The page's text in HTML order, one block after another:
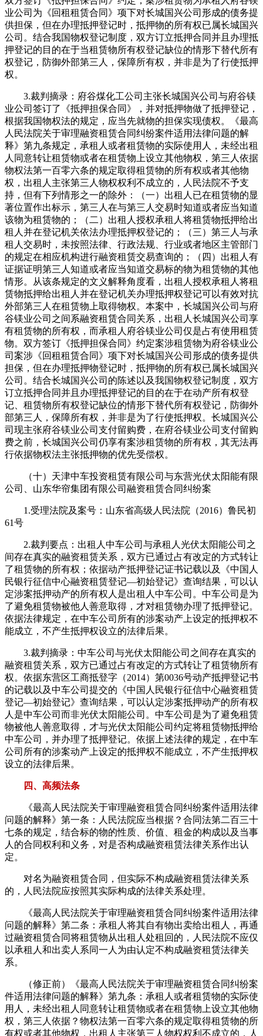
业公司为《回租租赁合同》项下对长城国兴公司形成的债务提
供担保，但在办理抵押登记时，抵押物的所有权已属长城国兴
公司。结合我国物权登记制度，双方订立抵押合同并且办理抵
押登记的目的在于当租赁物所有权登记缺位的情形下替代所有
权登记，防御外部第三人，保障所有权，并非是为了行使抵押
权。
3.裁判摘录：府谷煤化工公司主张长城国兴公司与府谷镁
业公司签订了《抵押担保合同》，并对抵押物做了抵押登记，
根据我国物权法的规定，应当先就物的担保实现债权。《最高
人民法院关于审理融资租赁合同纠纷案件适用法律问题的解
释》第九条规定，承租人或者租赁物的实际使用人，未经出租
人同意转让租赁物或者在租赁物上设立其他物权，第三人依据
物权法第一百零六条的规定取得租赁物的所有权或者其他物
权，出租人主张第三人物权权利不成立的，人民法院不予支
持，但有下列情形之一的除外：（一）出租人已在租赁物的显
著位置作出标示，第三人在与第三人交易时知道或者应当知道
该物为租赁物的；（二）出租人授权承租人将租赁物抵押给出
租人并在登记机关依法办理抵押权登记的；（三）第三人与承
租人交易时，未按照法律、行政法规、行业或者地区主管部门
的规定在相应机构进行融资租赁交易查询的；（四）出租人有
证据证明第三人知道或者应当知道交易标的物为租赁物的其他
情形。从该条规定的文义解释角度看，出租人授权承租人将租
赁物抵押给出租人并在登记机关办理抵押权登记可以有效对抗
外部第三人在租赁物上取得物权。本案中，长城国兴公司与府
谷镁业公司之间系融资租赁合同关系，出租人长城国兴公司享
有租赁物的所有权，而承租人府谷镁业公司仅是占有使用租赁
物。双方签订《抵押担保合同》约定案涉租赁物为府谷镁业公
司案涉《回租租赁合同》项下对长城国兴公司形成的债务提供
担保，但在办理抵押物登记时，抵押物的所有权已属长城国兴
公司。结合长城国兴公司的陈述以及我国物权登记制度，双方
订立抵押合同并且办理抵押登记的目的在于在动产所有权登
记、租赁物所有权登记缺位的情形下替代所有权登记，防御外
部第三人，保障所有权，并非是为了行使抵押权。长城国兴公
司现主张府谷镁业公司支付留购费，在府谷镁业公司支付留购
费之前，长城国兴公司仍享有案涉租赁物的所有权，其无法再
行依据物权法主张抵押物的优先受偿权。
（十）天津中车投资租赁有限公司与东营光伏太阳能有限
公司、山东华帘集团有限公司融资租赁合同纠纷案
1.受理法院及案号：山东省高级人民法院（2016）鲁民初
61号
2.裁判要点：出租人中车公司与承租人光伏太阳能公司之
间存在真实的融资租赁关系，双方已通过占有改定的方式转让
了租赁物的所有权；依据动产抵押登记证书记载以及《中国人
民银行征信中心融资租赁登记—初始登记》查询结果，可以认
定涉案抵押动产的所有权人是出租人中车公司。中车公司是为
了避免租赁物被他人善意取得，才对租赁物办理了抵押登记。
依据法律规定，在中车公司所有的涉案动产上设定的抵押权不
能成立，不产生抵押权设立的法律后果。
3.裁判摘录：中车公司与光伏太阳能公司之间存在真实的
融资租赁关系，双方已通过占有改定的方式转让了租赁物所有
权。依据东营区工商抵登字（2014）第0036号动产抵押登记书
的记载以及中车公司提交的《中国人民银行征信中心融资租赁
登记—初始登记》查询结果，可以认定涉案抵押动产的所有权
人是中车公司而非光伏太阳能公司。中车公司是为了避免租赁
物被他人善意取得，才与光伏太阳能公司约定将租赁物抵押给
中车公司，并办理了抵押登记。依据上述法律的规定，在中车
公司所有的涉案动产上设定的抵押权不能成立，不产生抵押权
设立的法律后果。
四、高频法条
《最高人民法院关于审理融资租赁合同纠纷案件适用法律
问题的解释》第一条：人民法院应当根据？合同法第二百三十
七条的规定，结合标的物的性质、价值、租金的构成以及当事
人的合同权利和义务，对是否构成融资租赁法律关系作出认
定。
对名为融资租赁合同，但实际不构成融资租赁法律关系
的，人民法院应按照其实际构成的法律关系处理。
《最高人民法院关于审理融资租赁合同纠纷案件适用法律
问题的解释》第二条：承租人将其自有物出卖给出租人，再通
过融资租赁合同将租赁物从出租人处租回的，人民法院不应仅
以承租人和出卖人系同一人为由认定不构成融资租赁法律关
系。
（修正前）《最高人民法院关于审理融资租赁合同纠纷案
件适用法律问题的解释》第九条：承租人或者租赁物的实际使
用人，未经出租人同意转让租赁物或者在租赁物上设立其他物
权，第三人依据？物权法第一百零六条的规定取得租赁物的所
有权或者其他物权，出租人主张第三人物权权利不成立的，人